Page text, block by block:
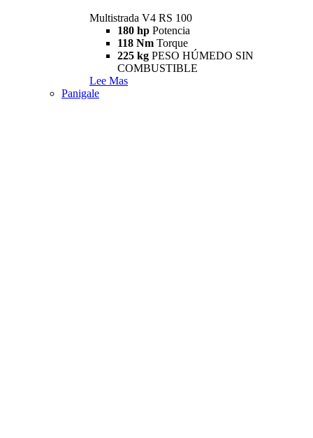
Multistrada V4 RS 100
180 hp Potencia
118 Nm Torque
225 kg PESO HÚMEDO SIN
COMBUSTIBLE
Lee Mas
Panigale